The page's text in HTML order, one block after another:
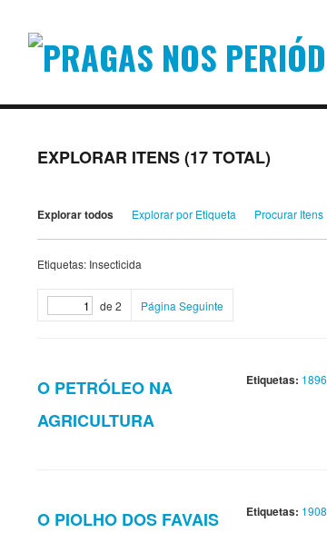
EXPLORAR ITENS (17 TOTAL)
Explorar todos Explorar por Etiqueta Procurar Itens
Etiquetas: Insecticida
de 2 Página Seguinte
O PETRÓLEO NA
AGRICULTURA
Etiquetas: 1896
O PIOLHO DOS FAVAIS Etiquetas: 1908